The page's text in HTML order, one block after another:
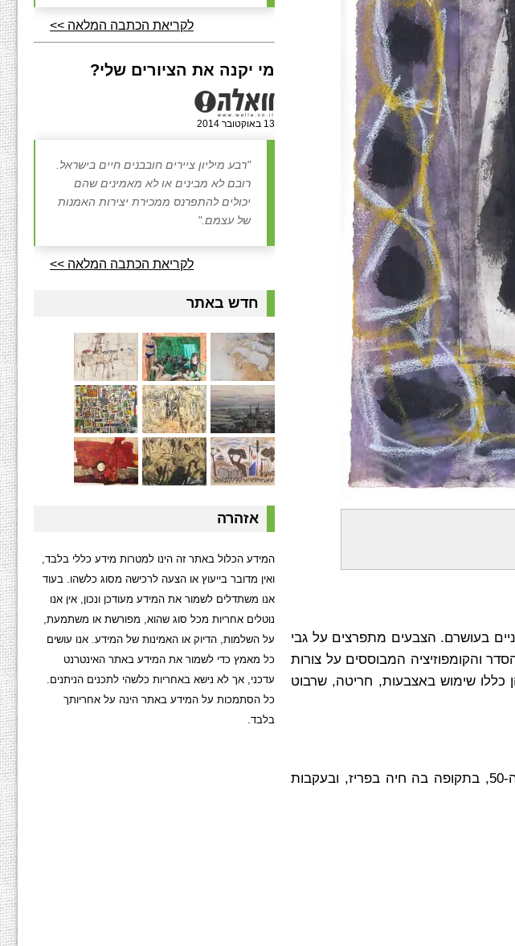
בעושרם. הצבעים מתפרצים על גבי
והקומפוזיציה המבוססים על צורות
כללו שימוש באצבעות, חריטה, שרבוט
בתחילת דרכה ציירה ניקל בעיקר ציורים פיגורטיביים של נוף ושל דוממים. לקראת סוף שנות ה-50, בתקופה בה חיה בפריז, ובעקבות
לקריאת הכתבה המלאה >>
מי יקנה את הציורים שלי?
13 באוקטובר 2014
"רבע מיליון ציירים חובבנים חיים בישראל.
רובם לא מבינים או לא מאמינים שהם
יכולים להתפרנס ממכירת יצירות האמנות
של עצמם."
לקריאת הכתבה המלאה >>
חדש באתר
אזהרה
המידע הכלול באתר זה הינו למטרות מידע כללי בלבד,
ואין מדובר בייעוץ או הצעה לרכישה מסוג כלשהו. בעוד
אנו משתדלים לשמור את המידע מעודכן ונכון, אין אנו
נוטלים אחריות מכל סוג שהוא, מפורשת או משתמעת,
על השלמות, הדיוק או האמינות של המידע. אנו עושים
כל מאמץ כדי לשמור את המידע באתר האינטרנט
עדכני, אך לא נישא באחריות כלשהי לתכנים הניתנים.
כל הסתמכות על המידע באתר הינה על אחריותך
בלבד.